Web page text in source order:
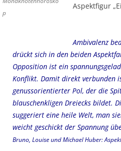
p
Aspektfigur
Ambivalenz
drückt sich in den beiden
Opposition ist ein
Konflikt. Damit direkt verbunden
genussorientierter Pol, der die
blauschenkligen Dreiecks bildet.
suggeriert eine heile Welt, man
weicht geschickt der Spannung
Bruno, Louise und Michael Huber: